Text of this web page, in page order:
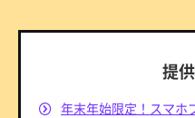
提
年末年始限定！スマホ